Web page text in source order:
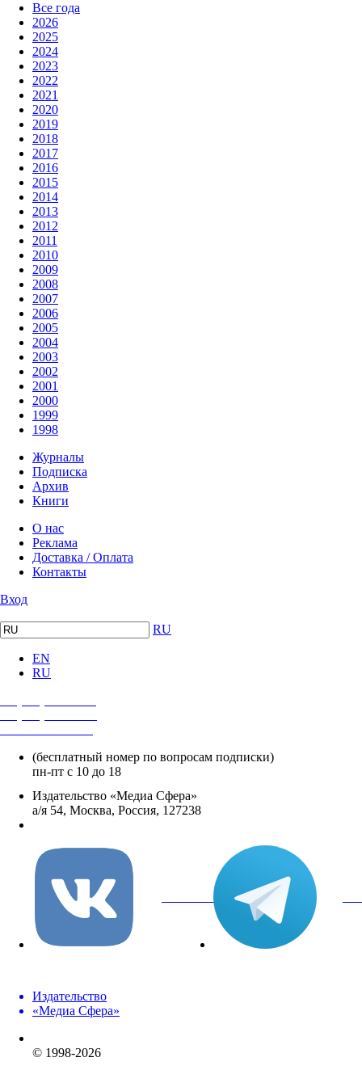
Все года
2026
2025
2024
2023
2022
2021
2020
2019
2018
2017
2016
2015
2014
2013
2012
2011
2010
2009
2008
2007
2006
2005
2004
2003
2002
2001
2000
1999
1998
Журналы
Подписка
Архив
Книги
О нас
Реклама
Доставка / Оплата
Контакты
Вход
RU
EN
RU
(бесплатный номер по вопросам подписки)
пн-пт с 10 до 18
Издательство «Медиа Сфера»
а/я 54, Москва, Россия, 127238
вКонтакте
Издательство
«Медиа Сфера»
© 1998-2026